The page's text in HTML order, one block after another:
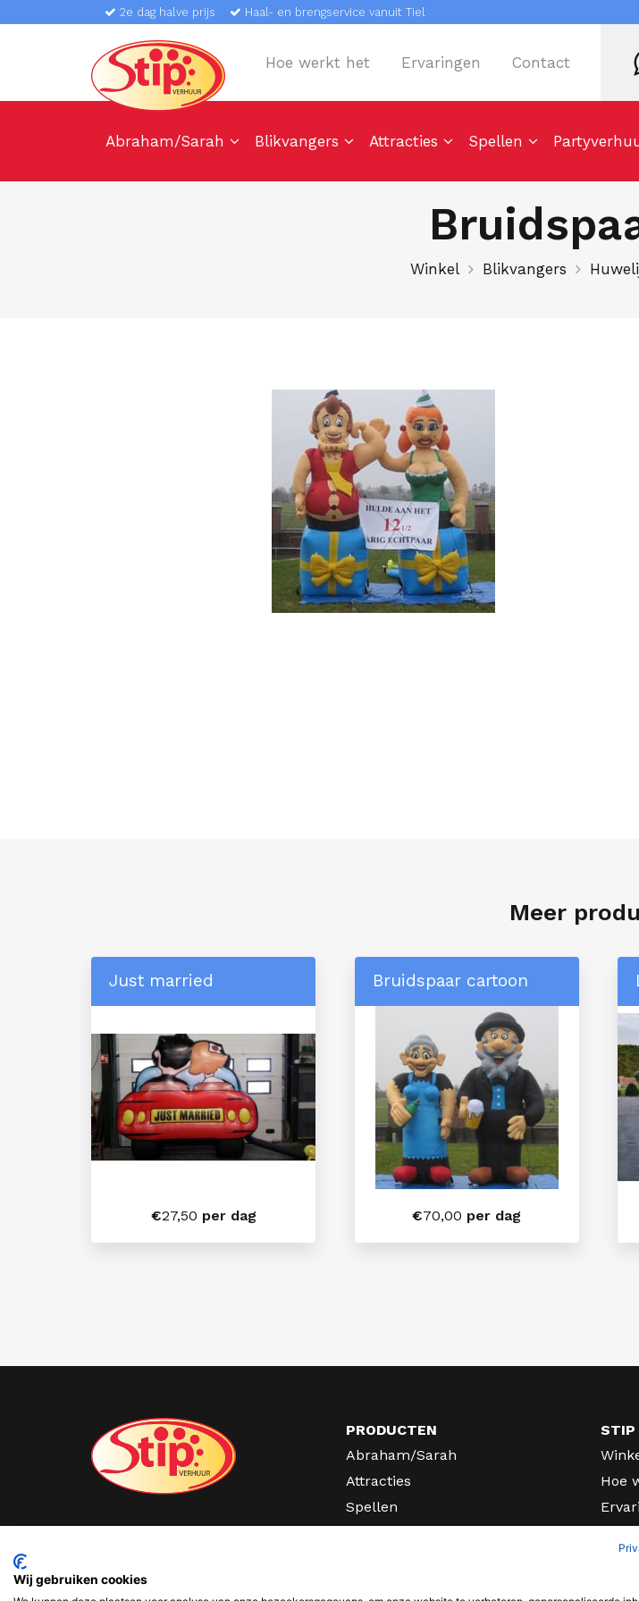
2e dag halve prijs Haal- en brengservice vanuit Tiel
Hoe werkt het Ervaringen Contact
Abraham/Sarah Blikvangers Attracties Spellen
Winkel Blikvangers
Meer
Just married
€27,50 per dag
Bruidspaar cartoon
€70,00 per dag
PRODUCTEN
Abraham/Sarah
Attracties
Spellen
STIP
Hoe
Wij gebruiken cookies